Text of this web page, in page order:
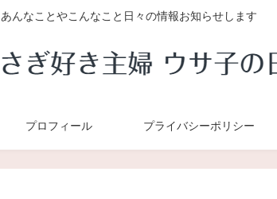
あんなことやこんなこと日々の情報お知らせします
プロフィール プライバシーポリシー